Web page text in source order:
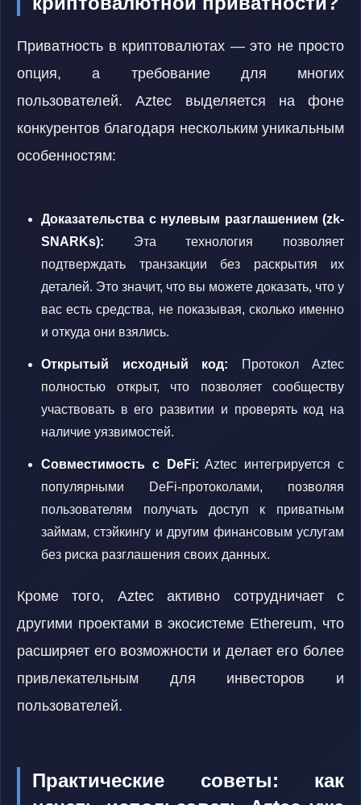
Приватность в криптовалютах — это не просто
опция, а требование для многих
пользователей. Aztec выделяется на фоне
конкурентов благодаря нескольким уникальным
особенностям:
Доказательства с нулевым разглашением (zk-
SNARKs): Эта технология позволяет
подтверждать транзакции без раскрытия их
деталей. Это значит, что вы можете доказать, что у
вас есть средства, не показывая, сколько именно
и откуда они взялись.
Открытый исходный код: Протокол Aztec
полностью открыт, что позволяет сообществу
участвовать в его развитии и проверять код на
наличие уязвимостей.
Совместимость с DeFi: Aztec интегрируется с
популярными DeFi-протоколами, позволяя
пользователям получать доступ к приватным
займам, стэйкингу и другим финансовым услугам
без риска разглашения своих данных.
Кроме того, Aztec активно сотрудничает с
другими проектами в экосистеме Ethereum, что
расширяет его возможности и делает его более
привлекательным для инвесторов и
пользователей.
Практические советы: как